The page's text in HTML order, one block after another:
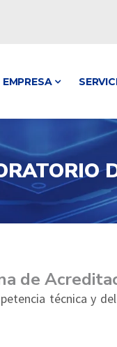
EMPRESA
de
técnica y